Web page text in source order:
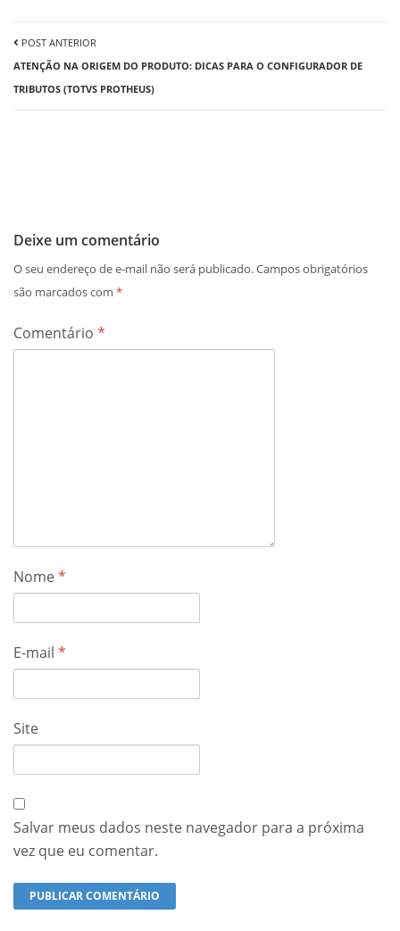
POST ANTERIOR
ATENÇÃO NA ORIGEM DO PRODUTO: DICAS PARA O CONFIGURADOR DE
TRIBUTOS (TOTVS PROTHEUS)
Deixe um comentário
O seu endereço de e-mail não será publicado.Campos obrigatórios
são marcados com *
Comentário *
Nome*
E-mail *
Site
Salvar meus dados neste navegador para a próxima
vez que eu comentar.